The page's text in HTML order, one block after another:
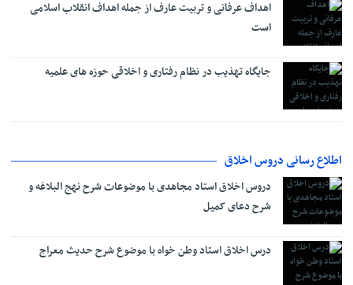
اهداف عرفانی و تربیت عارف از جمله اهداف انقلاب اسلامی
است
جایگاه تهذیب در نظام رفتاری و اخلاقی حوزه‌ های علمیه
اطلاع رسانی دروس اخلاق
دروس اخلاق استاد مجاهدی با موضوعات شرح نهج البلاغه و
شرح دعای کمیل
درس اخلاق استاد وطن خواه با موضوع شرح حدیث معراج